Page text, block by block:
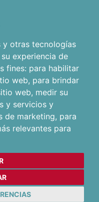
y otras tecnologías
experiencia de
fines: para habilitar
web, para brindar
web, medir su
y servicios y
de marketing, para
relevantes para